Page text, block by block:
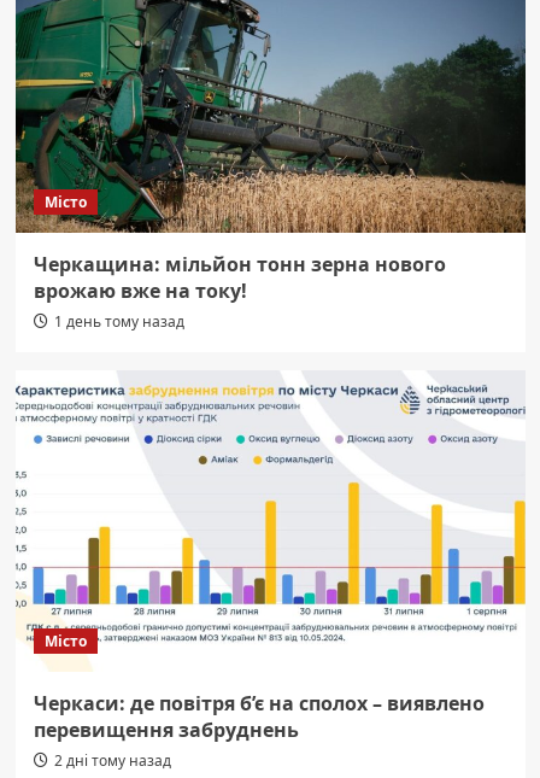
Місто
Черкащина: мільйон тонн зерна нового
врожаю вже на току!
1 день тому назад
Місто
Черкаси: де повітря б’є на сполох – виявлено
перевищення забруднень
2 дні тому назад